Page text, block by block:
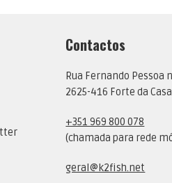
Contactos
Rua Fernando Pessoa
2625-416 Forte da Casa
+351 969 800 078
(chamada para rede
geral@k2fish.net